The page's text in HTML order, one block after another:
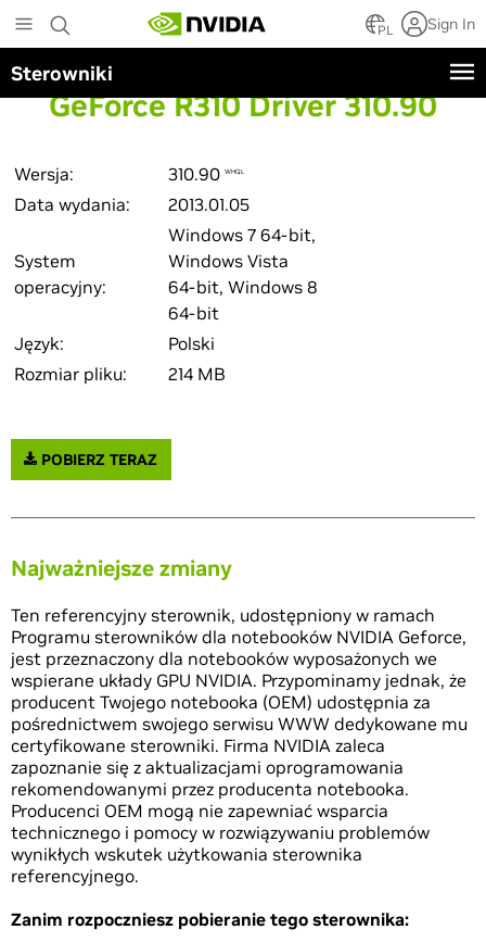
to
main
content
PL Sign In
Sterowniki
GeForce R310 Driver 310.90
Wersja: 310.90 WHQL
Data wydania: 2013.01.05
System
operacyjny:
Windows 7 64-bit,
Windows Vista
64-bit, Windows 8
64-bit
Język:
Polski
Rozmiar pliku:
214 MB
POBIERZ TERAZ
Najważniejsze zmiany
Ten referencyjny sterownik, udostępniony w ramach
Programu sterowników dla notebooków NVIDIA Geforce,
jest przeznaczony dla notebooków wyposażonych we
wspierane układy GPU NVIDIA. Przypominamy jednak, że
producent Twojego notebooka (OEM) udostępnia za
pośrednictwem swojego serwisu WWW dedykowane mu
certyfikowane sterowniki. Firma NVIDIA zaleca
zapoznanie się z aktualizacjami oprogramowania
rekomendowanymi przez producenta notebooka.
Producenci OEM mogą nie zapewniać wsparcia
technicznego i pomocy w rozwiązywaniu problemów
wynikłych wskutek użytkowania sterownika
referencyjnego.
Zanim rozpoczniesz pobieranie tego sterownika: